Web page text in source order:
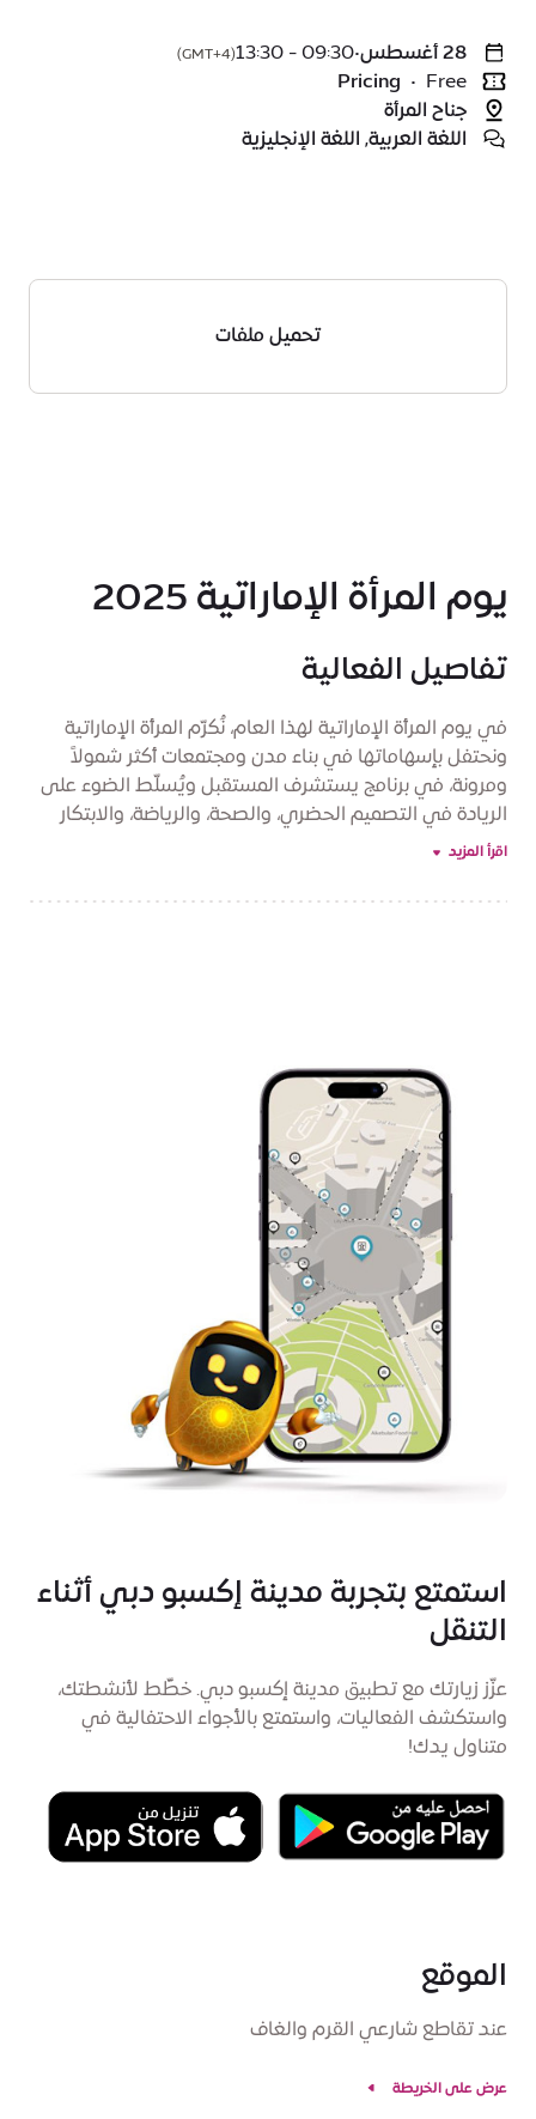
28 أغسطس •
09:30 - 13:30
(GMT+4)
Pricing • Free
جناح المرأة
اللغة العربية, اللغة الإنجليزية
تحميل ملفات
يوم المرأة الإماراتية 2025
تفاصيل الفعالية
في يوم المرأة الإماراتية لهذا العام، نُكرّم المرأة الإماراتية
ونحتفل بإسهاماتها في بناء مدن ومجتمعات أكثر شمولاً
ومرونة، في برنامج يستشرف المستقبل ويُسلّط الضوء على
الريادة في التصميم الحضري، والصحة، والرياضة، والابتكار
الاقتصادي. هذا اليوم المُميّز، بدعم من بنك الإمارات دبي
في بناء مستقبلٍ أكثر مرونةً واستدامة.
اقرأ المزيد
استمتع بتجربة مدينة إكسبو دبي أثناء
التنقل
عزّز زيارتك مع تطبيق مدينة إكسبو دبي. خطِّط لأنشطتك،
واستكشف الفعاليات، واستمتع بالأجواء الاحتفالية في
متناول يدك!
الموقع
عند تقاطع شارعي القرم والغاف
عرض على الخريطة